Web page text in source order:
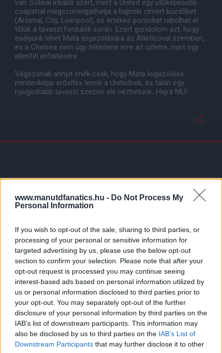
www.manutdfanatics.hu - Do Not Process My
Personal Information
If you wish to opt-out of the sale, sharing to third parties, or
processing of your personal or sensitive information for
targeted advertising by us, please use the below opt-out
section to confirm your selection. Please note that after your
opt-out request is processed you may continue seeing
interest-based ads based on personal information utilized by
us or personal information disclosed to third parties prior to
your opt-out. You may separately opt-out of the further
disclosure of your personal information by third parties on the
IAB’s list of downstream participants. This information may
also be disclosed by us to third parties on the IAB’s List of
Downstream Participants that may further disclose it to other
van. Sokkal inkább azért, mert a United egy ütõképesebb
csapattal megszorongathatja a bajnoki címért küzdõket
(Arsenal, City, Liverpool), és értékes pontokat rabolhat el
tõlük a tavaszi fordulók során. Ezért gondolom azt, hogy
esélyünk lehet Mata leigazolására az Atleticoval szemben,
és a Chelsea sem úgy tekintene erre az üzletre, mint egy
ellenfél erõsítésére.
Végszónak annyit írnék csak, hogy Mata leigazolása
mindenképp erõsítés lenne a Unitednek, és talán egy
nyugodtabb tavaszi szezon elé nézhetünk...Hajrá MU!